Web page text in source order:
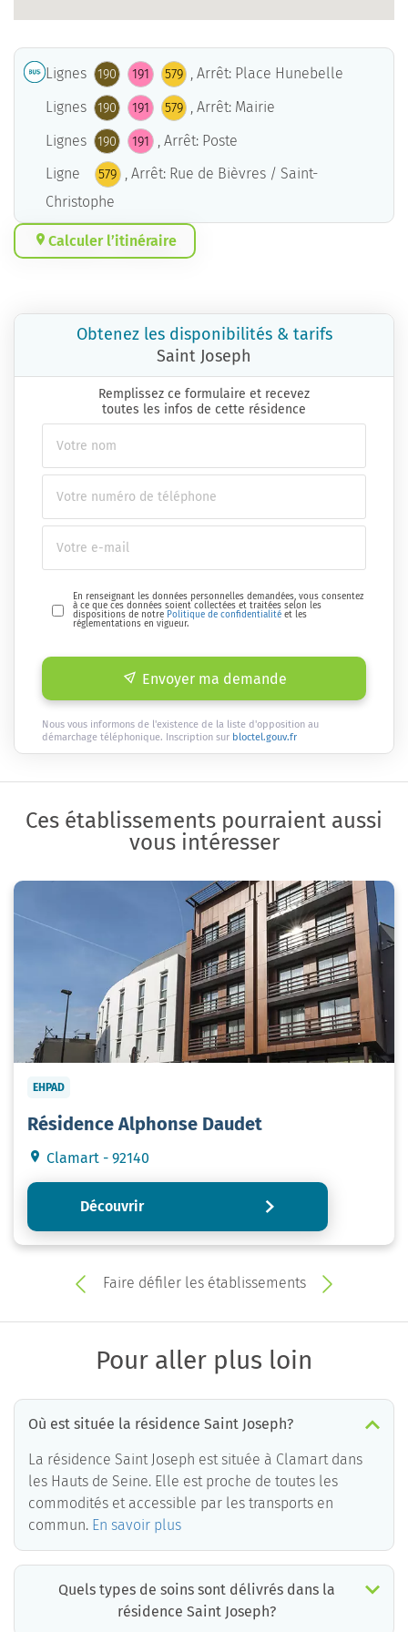
Lignes 190 191 579 , Arrêt: Place Hunebelle
Lignes
190 191 579
, Arrêt: Mairie
Lignes
190 191
, Arrêt: Poste
Ligne
579 , Arrêt: Rue de Bièvres / Saint-
Christophe
Calculer l’itinéraire
Obtenez les disponibilités & tarifs
Saint Joseph
Remplissez ce formulaire et recevez
toutes les infos de cette résidence
En renseignant les données personnelles demandées, vous consentez
à ce que ces données soient collectées et traitées selon les
dispositions de notre Politique de confidentialité et les
réglementations en vigueur.
Envoyer ma demande
Nous vous informons de l'existence de la liste d'opposition au
démarchage téléphonique. Inscription sur bloctel.gouv.fr
Ces établissements pourraient aussi
vous intéresser
EHPAD
Résidence Alphonse Daudet
Clamart - 92140
Découvrir
Faire défiler les établissements
Pour aller plus loin
Où est située la résidence Saint Joseph?
La résidence Saint Joseph est située à Clamart dans
les Hauts de Seine. Elle est proche de toutes les
commodités et accessible par les transports en
commun. En savoir plus
Quels types de soins sont délivrés dans la
résidence Saint Joseph?